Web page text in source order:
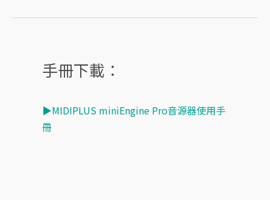
手冊下載：
▶MIDIPLUS miniEngine Pro音源器使用手
冊